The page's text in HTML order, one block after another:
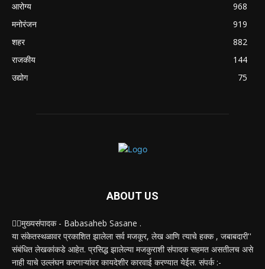
आरोग्य
968
मनोरंजन
919
शहर
882
राजकीय
144
उद्योग
75
ABOUT US
✍🏻मुख्यसंपादक - Babasaheb Sasane .
या संकेतस्थळावर प्रकाशित झालेला सर्व मजकूर, लेख आणि त्याचे हक्क , जबाबदारी''
संबंधित लेखकांकडे आहेत. प्रसिद्ध झालेल्या मजकुराशी संपादक सहमत असतीलच असे
नाही याचे उल्लंघन करणाऱ्यांवर कायदेशीर कारवाई करण्यात येईल. संपर्क :-